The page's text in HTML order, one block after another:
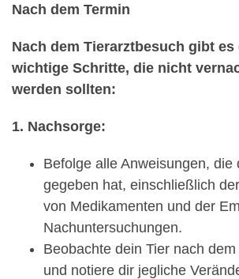
Nach dem Termin
Nach dem Tierarztbesuch gibt es
wichtige Schritte, die nicht
werden sollten:
1. Nachsorge:
Befolge alle Anweisungen, die
gegeben hat, einschließlich
von Medikamenten und der
Nachuntersuchungen.
Beobachte dein Tier nach
und notiere dir jegliche